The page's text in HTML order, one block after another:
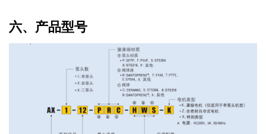
六、产品型号